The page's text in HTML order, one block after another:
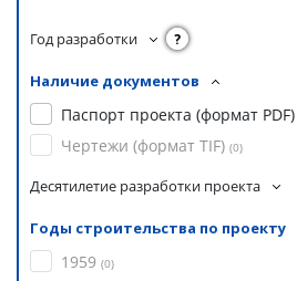
Год разработки ?
Наличие документов
Паспорт проекта (формат PDF)
Чертежи (формат TIF) (0)
Десятилетие разработки проекта
Годы строительства по проекту
1959 (0)